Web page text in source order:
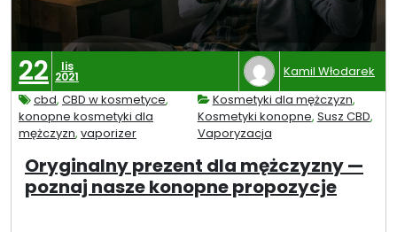
22 lis
2021
Kamil Włodarek
cbd, CBD w kosmetyce,
konopne kosmetyki dla
mężczyzn, vaporizer
Kosmetyki dla mężczyzn,
Kosmetyki konopne, Susz CBD,
Vaporyzacja
Oryginalny prezent dla mężczyzny —
poznaj nasze konopne propozycje